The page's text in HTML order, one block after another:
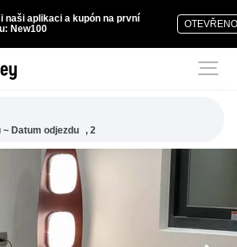
naši aplikaci a kupón na první
New100
~ Datum odjezdu , 2